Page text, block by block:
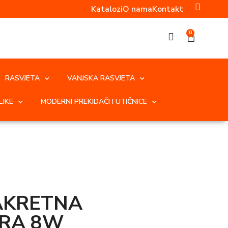
KataloziO namaKontakt
0
RASVJETA VANJSKA RASVJETA
MODERNI PREKIDAČI I UTIČNICE
8W